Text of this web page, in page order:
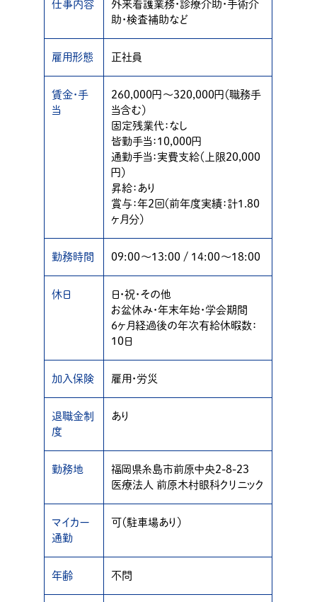
仕事内容
外来看護業務・診療介助・手術介
助・検査補助など
雇用形態 正社員
賃金・手
当
260,000円〜320,000円（職務手
当含む）
固定残業代：なし
皆勤手当：10,000円
通勤手当：実費支給（上限20,000
円）
昇給：あり
賞与：年２回（前年度実績：計1.80
ヶ月分）
勤務時間 09:00〜13:00 / 14:00〜18:00
休日
日・祝・その他
お盆休み・年末年始・学会期間
6ヶ月経過後の年次有給休暇数：
10日
加入保険 雇用・労災
退職金制
度
あり
勤務地
福岡県糸島市前原中央2-8-23
医療法人 前原木村眼科クリニック
マイカー
通勤
可（駐車場あり）
年齢 不問